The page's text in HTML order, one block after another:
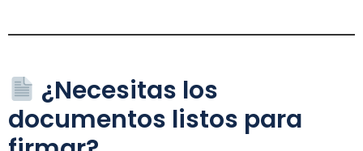
¿Necesitas los
documentos listos para